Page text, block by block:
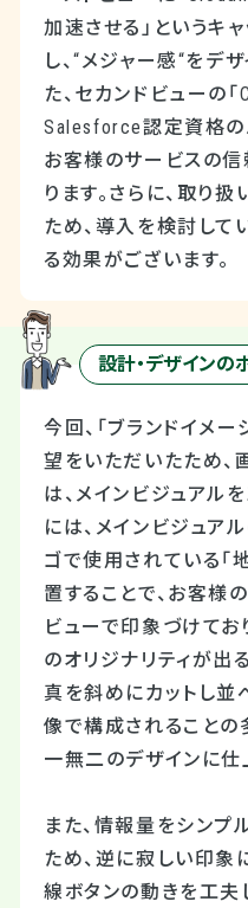
加速させる」というキ
し、“メジャー感“をデ
た、セカンドビューの
Salesforce認定資格の
お客様のサービスの
ります。さらに、取り
ため、導入を検討して
る効果がございます。
設計・デザインの
今回、「ブランドイメ
望をいただいたため、
は、メインビジュアル
には、メインビジュア
ゴで使用されている「
置することで、お客様
ビューで印象づけてお
のオリジナリティが出
真を斜めにカットし並
像で構成されることの
一無二のデザインに仕
また、情報量をシンプ
ため、逆に寂しい印象
線ボタンの動きを工夫